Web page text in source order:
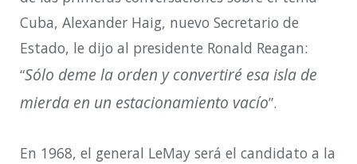
Cuba, Alexander Haig, nuevo Secretario de
Estado, le dijo al presidente Ronald Reagan:
“Sólo deme la orden y convertiré esa isla de
mierda en un estacionamiento vacío”.
En 1968, el general LeMay será el candidato a la